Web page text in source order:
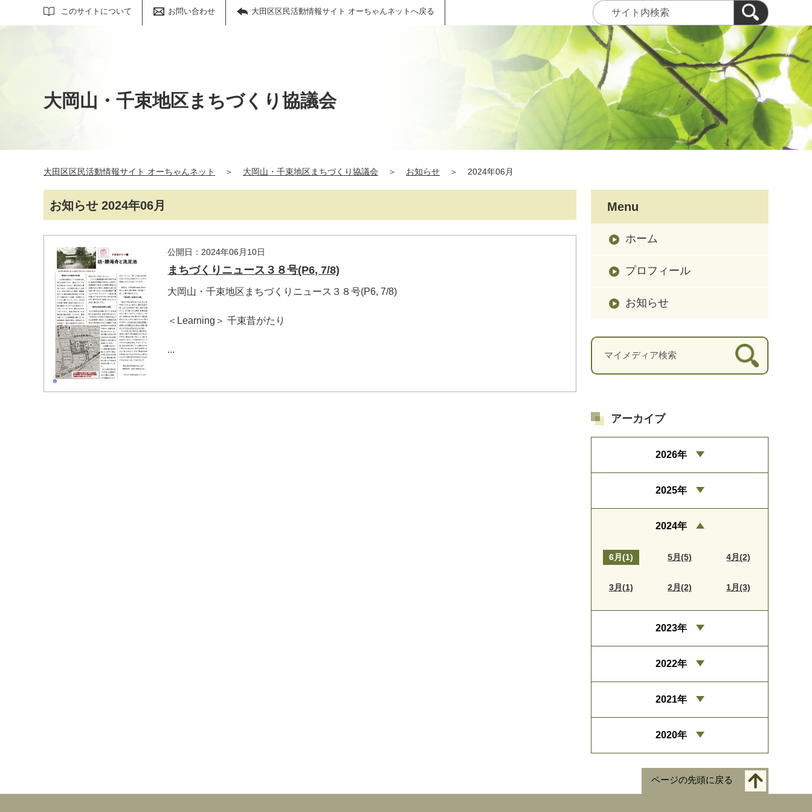
このサイトについて お問い合わせ 大田区区民活動情報サイト オーちゃんネットへ戻る
サイト内検索
大岡山・千束地区まちづくり協議会
大田区区民活動情報サイト オーちゃんネット ＞ 大岡山・千束地区まちづくり協議会 ＞ お知らせ ＞ 2024年06月
お知らせ 2024年06月
公開日：2024年06月10日
まちづくりニュース３８号(P6, 7/8)
大岡山・千束地区まちづくりニュース３８号(P6, 7/8)
＜Learning＞ 千束昔がたり
...
Menu
ホーム
プロフィール
お知らせ
マイメディア検索
アーカイブ
2026年
2025年
2024年
6月(1) 5月(5) 4月(2)
3月(1) 2月(2) 1月(3)
2023年
2022年
2021年
2020年
ページの先頭に戻る